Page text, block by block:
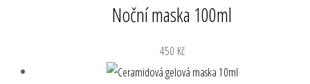
Noční maska 100ml
450 Kč